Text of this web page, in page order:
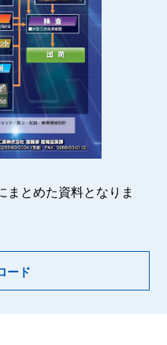
まとめた資料となりま
ード